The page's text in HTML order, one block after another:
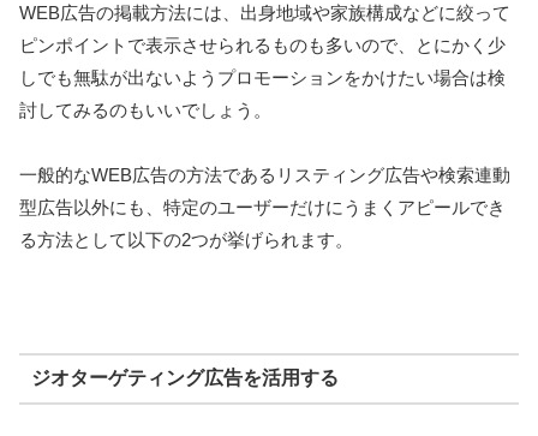
WEB広告の掲載方法には、出身地域や家族構成などに絞って
ピンポイントで表示させられるものも多いので、とにかく少
しでも無駄が出ないようプロモーションをかけたい場合は検
討してみるのもいいでしょう。
一般的なWEB広告の方法であるリスティング広告や検索連動
型広告以外にも、特定のユーザーだけにうまくアピールでき
る方法として以下の2つが挙げられます。
ジオターゲティング広告を活用する